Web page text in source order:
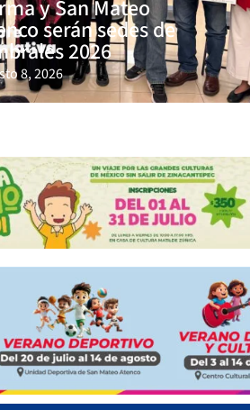
y San Mateo
serán sedes de
2026
8, 2026